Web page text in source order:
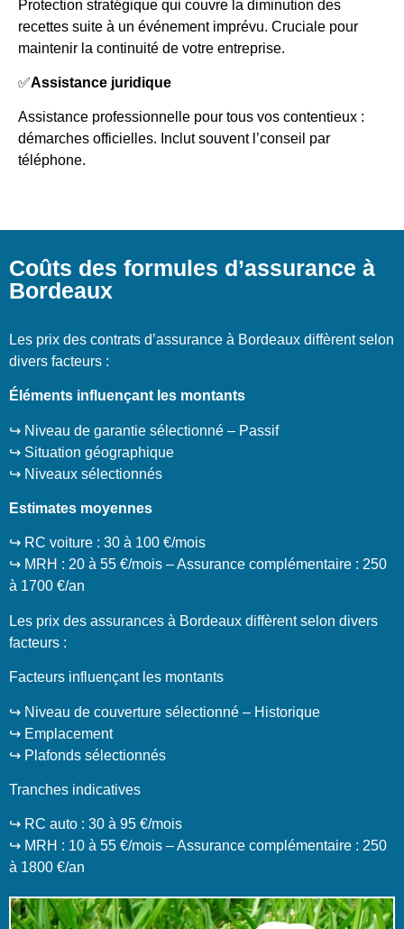
Protection stratégique qui couvre la diminution des
recettes suite à un événement imprévu. Cruciale pour
maintenir la continuité de votre entreprise.
✅Assistance juridique
Assistance professionnelle pour tous vos contentieux :
démarches officielles. Inclut souvent l’conseil par
téléphone.
Coûts des formules d’assurance à
Bordeaux
Les prix des contrats d’assurance à Bordeaux diffèrent selon
divers facteurs :
Éléments influençant les montants
↪️ Niveau de garantie sélectionné – Passif
↪️ Situation géographique
↪️ Niveaux sélectionnés
Estimates moyennes
↪️ RC voiture : 30 à 100 €/mois
↪️ MRH : 20 à 55 €/mois – Assurance complémentaire : 250
à 1700 €/an
Les prix des assurances à Bordeaux diffèrent selon divers
facteurs :
Facteurs influençant les montants
↪️ Niveau de couverture sélectionné – Historique
↪️ Emplacement
↪️ Plafonds sélectionnés
Tranches indicatives
↪️ RC auto : 30 à 95 €/mois
↪️ MRH : 10 à 55 €/mois – Assurance complémentaire : 250
à 1800 €/an